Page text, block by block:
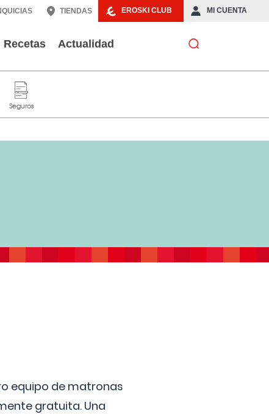
EROSKI CLUB MI CUENTA
TIENDAS
Recetas Actualidad
equipo de matronas
gratuita. Una